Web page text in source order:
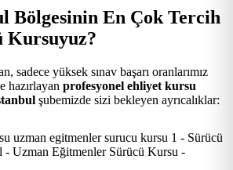
Bölgesinin En Çok Tercih
Kursuyuz?
sadece yüksek sınav başarı oranlarımız
hazırlayan profesyonel ehliyet kursu
şubemizde sizi bekleyen ayrıcalıklar: